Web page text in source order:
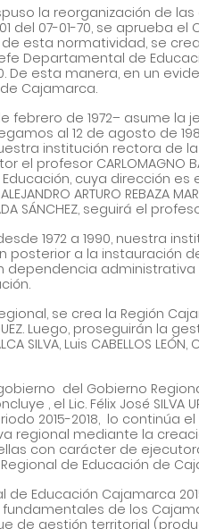
la reorganización
del 07-01-70, se aprueba
de esta normatividad, se
de
De esta manera, en un
Cajamarca.
febrero de 1972– asume
llegamos al 12 de agosto
institución rectora de la
profesor CARLOMAGNO
cuya dirección es
ARTURO REBAZA
SÁNCHEZ, seguirá el
1972 a 1990, nuestra
posterior a la
dependencia
se crea la Región
Luego, proseguirán la
SILVA, Luis CABELLOS
del Gobierno Regional
, el Lic. Félix José
2015-2018, lo
mediante la
con carácter de
de Educación de
de Educación Cajamarca
de los
de gestión territorial